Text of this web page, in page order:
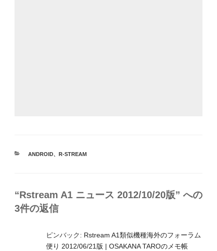
カ
ANDROID、 R-STREAM
“Rstream A1 ニュース 2012/10/20版” への
3件の返信
ピンバック: Rstream A1類似機種海外のフォーラム
便り 2012/06/21版 | OSAKANA TAROのメモ帳